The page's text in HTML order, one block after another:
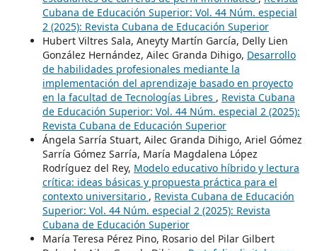
Cubana de Educación Superior: Vol. 44 Núm. especial
2 (2025): Revista Cubana de Educación Superior
Hubert Viltres Sala, Aneyty Martín García, Delly Lien
González Hernández, Ailec Granda Dihigo, Desarrollo
de habilidades profesionales mediante la
implementación del aprendizaje basado en proyecto
en la facultad de Tecnologías Libres , Revista Cubana
de Educación Superior: Vol. 44 Núm. especial 2 (2025):
Revista Cubana de Educación Superior
Ángela Sarría Stuart, Ailec Granda Dihigo, Ariel Gómez
Sarría Gómez Sarría, María Magdalena López
Rodríguez del Rey, Modelo educativo híbrido y lectura
crítica: ideas básicas y propuesta práctica para el
contexto universitario , Revista Cubana de Educación
Superior: Vol. 44 Núm. especial 2 (2025): Revista
Cubana de Educación Superior
María Teresa Pérez Pino, Rosario del Pilar Gilbert